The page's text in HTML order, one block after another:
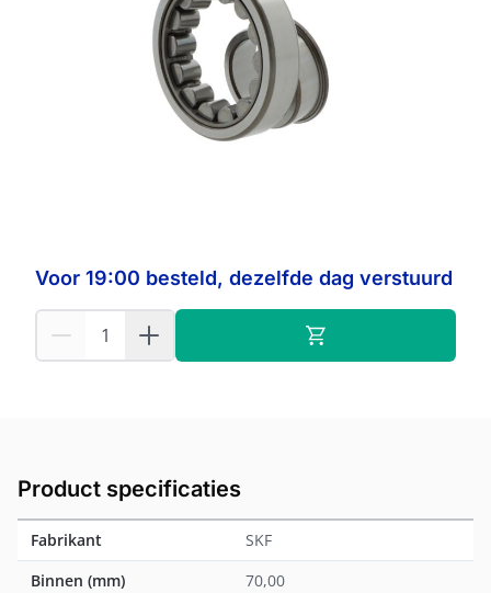
Productgroep:
Cilindrische rollagers
70.00 mm
150.00 mm
35.00 mm
Voor 19:00 besteld, dezelfde dag verstuurd
Product specificaties
Fabrikant
SKF
Binnen (mm)
70,00